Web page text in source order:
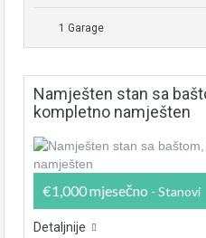
1 Garage
Namješten stan sa
kompletno namješten
€1,000 mjesečno - Stanovi
Detaljnije